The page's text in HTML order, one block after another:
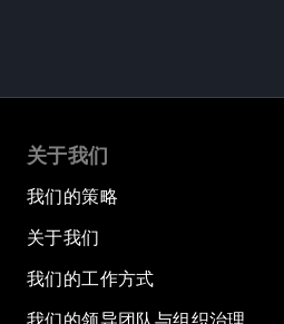
关于我们
我们的策略
关于我们
我们的工作方式